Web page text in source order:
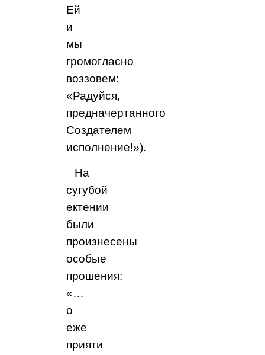
Ей
и
мы
громогласно
воззовем:
«Радуйся,
предначертанного
Создателем
исполнение!»).
На
сугубой
ектении
были
произнесены
особые
прошения:
«…
о
еже
прияти